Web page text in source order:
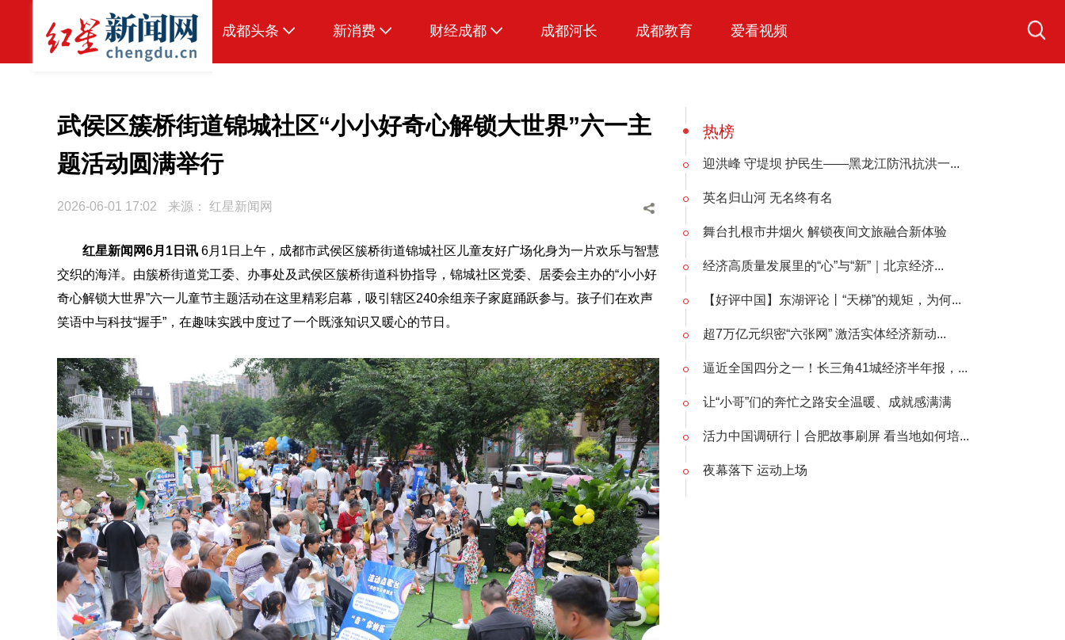
成都头条
本地
传真机
公示
新消费 财经成都 成都河长 成都教育 爱看视频
武侯区簇桥街道锦城社区“小小好奇心解锁大世界”六一主
题活动圆满举行
2026-06-01 17:02 来源： 红星新闻网
红星新闻网6月1日讯 6月1日上午，成都市武侯区簇桥街道锦城社区儿童友好广场化身为一片欢乐与智慧
交织的海洋。由簇桥街道党工委、办事处及武侯区簇桥街道科协指导，锦城社区党委、居委会主办的“小小好
奇心解锁大世界”六一儿童节主题活动在这里精彩启幕，吸引辖区240余组亲子家庭踊跃参与。孩子们在欢声
笑语中与科技“握手”，在趣味实践中度过了一个既涨知识又暖心的节日。
热榜
迎洪峰 守堤坝 护民生——黑龙江防汛抗洪一...
英名归山河 无名终有名
舞台扎根市井烟火 解锁夜间文旅融合新体验
经济高质量发展里的“心”与“新”｜北京经济...
【好评中国】东湖评论丨“天梯”的规矩，为何...
超7万亿元织密“六张网” 激活实体经济新动...
逼近全国四分之一！长三角41城经济半年报，...
让“小哥”们的奔忙之路安全温暖、成就感满满
活力中国调研行丨合肥故事刷屏 看当地如何培...
夜幕落下 运动上场